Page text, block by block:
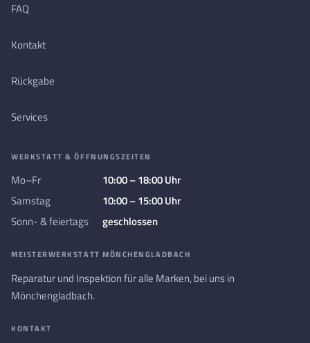
FAQ
Kontakt
Rückgabe
Services
WERKSTATT & ÖFFNUNGSZEITEN
Mo–Fr
10:00 – 18:00 Uhr
Samstag
10:00 – 15:00 Uhr
Sonn- & feiertags
geschlossen
MEISTERWERKSTATT MÖNCHENGLADBACH
Reparatur und Inspektion für alle Marken, bei uns in
Mönchengladbach.
KONTAKT